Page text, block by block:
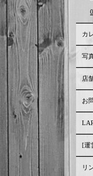
カ
写
店
お
[運
リ